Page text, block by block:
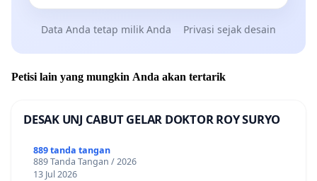
Data Anda tetap milik Anda Privasi sejak desain
Petisi lain yang mungkin Anda akan tertarik
DESAK UNJ CABUT GELAR DOKTOR ROY SURYO
889 tanda tangan
889 Tanda Tangan / 2026
13 Jul 2026